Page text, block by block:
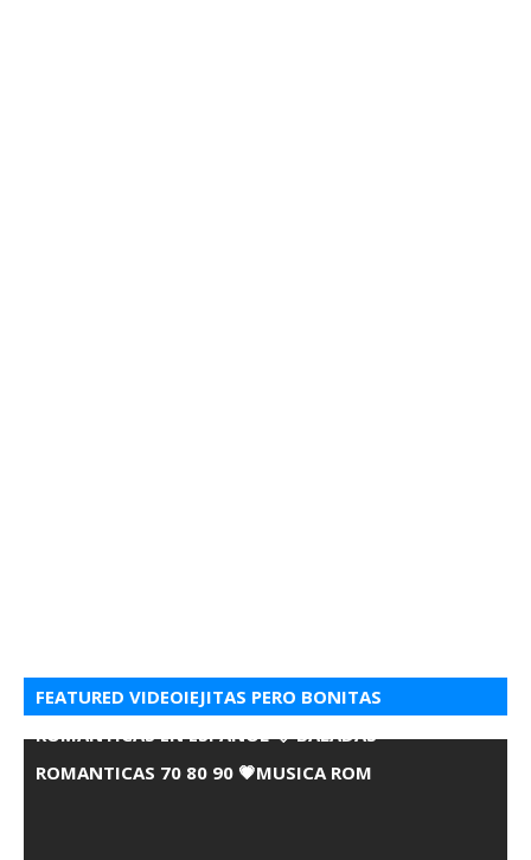
FEATURED VIDEOIEJITAS PERO BONITAS
ROMANTICAS EN ESPANOL 💘 BALADAS
ROMANTICAS 70 80 90 💗MUSICA ROM